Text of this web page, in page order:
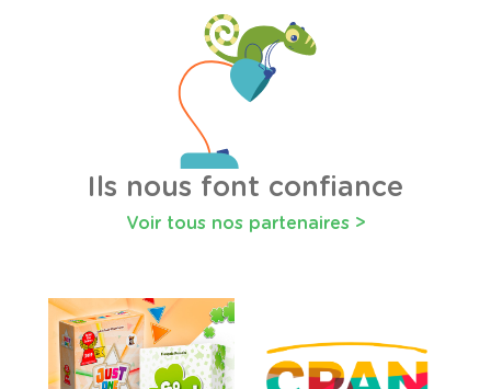
Ils nous font confiance
Voir tous nos partenaires >